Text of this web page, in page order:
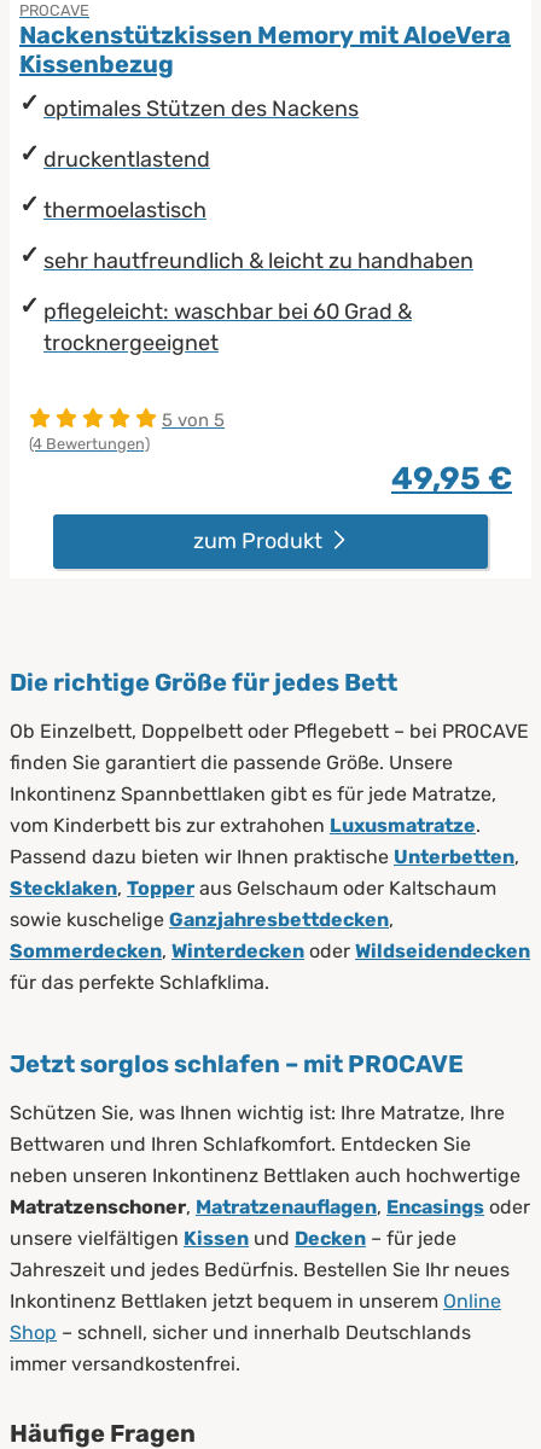
PROCAVE
Nackenstützkissen Memory mit AloeVera
Kissenbezug
optimales Stützen des Nackens
druckentlastend
thermoelastisch
sehr hautfreundlich & leicht zu handhaben
pflegeleicht: waschbar bei 60 Grad &
trocknergeeignet
5 von 5
(4 Bewertungen)
49,95 €
zum Produkt
Die richtige Größe für jedes Bett
Ob Einzelbett, Doppelbett oder Pflegebett – bei PROCAVE
finden Sie garantiert die passende Größe. Unsere
Inkontinenz Spannbettlaken gibt es für jede Matratze,
vom Kinderbett bis zur extrahohen Luxusmatratze.
Passend dazu bieten wir Ihnen praktische Unterbetten,
Stecklaken, Topper aus Gelschaum oder Kaltschaum
sowie kuschelige Ganzjahresbettdecken,
Sommerdecken, Winterdecken oder Wildseidendecken
für das perfekte Schlafklima.
Jetzt sorglos schlafen – mit PROCAVE
Schützen Sie, was Ihnen wichtig ist: Ihre Matratze, Ihre
Bettwaren und Ihren Schlafkomfort. Entdecken Sie
neben unseren Inkontinenz Bettlaken auch hochwertige
Matratzenschoner, Matratzenauflagen, Encasings oder
unsere vielfältigen Kissen und Decken – für jede
Jahreszeit und jedes Bedürfnis. Bestellen Sie Ihr neues
Inkontinenz Bettlaken jetzt bequem in unserem Online
Shop – schnell, sicher und innerhalb Deutschlands
immer versandkostenfrei.
Häufige Fragen